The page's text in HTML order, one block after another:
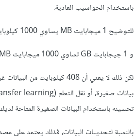
باستخدام الحواسيب العادية.
للتوضيح 1 ميجابايت MB يساوي 1000 كيلوبايت KB.
و 1 جيجابايت GB تساوي 1000 ميجابايت MB.
لكن ذلك لا يعني أن 408
تحسينه باستخدام البيانات الصغيرة المتاحة
بالنسبة لتحديثات البيانات، فذلك يعتمد على